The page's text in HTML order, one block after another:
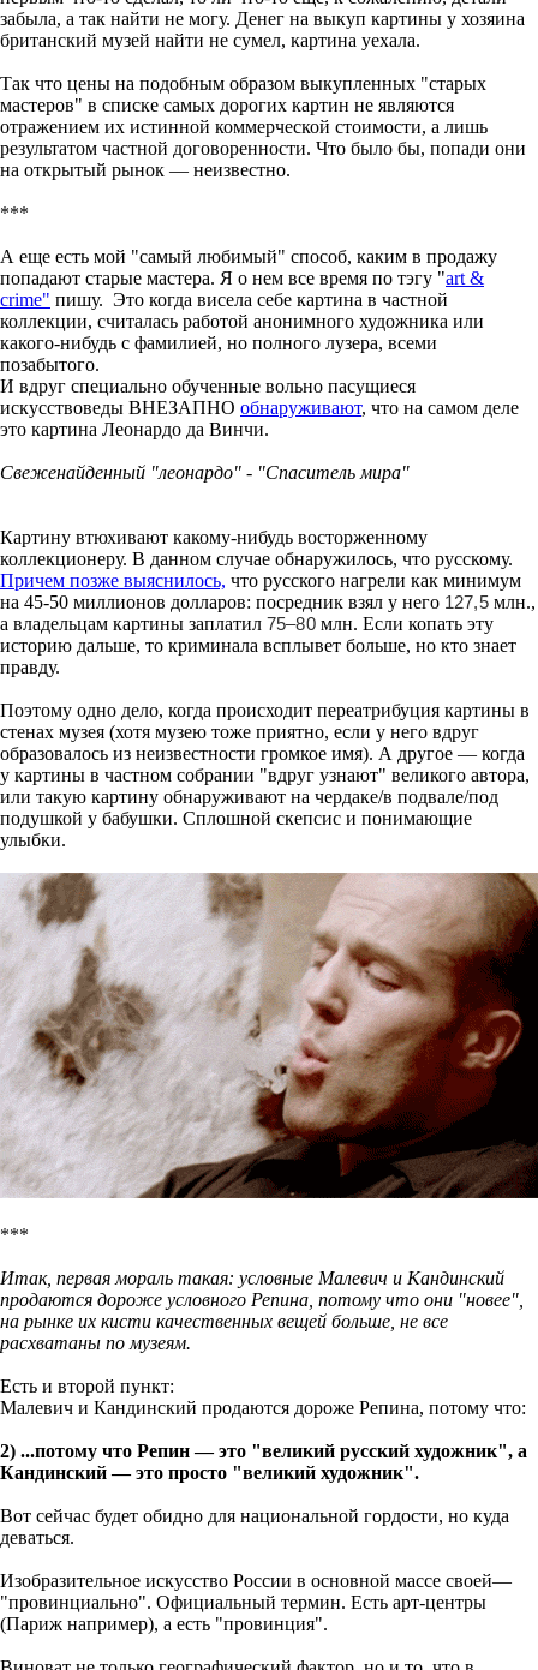
забыла, а так найти не могу. Денег на выкуп картины у хозяина
британский музей найти не сумел, картина уехала.
Так что цены на подобным образом выкупленных "старых
мастеров" в списке самых дорогих картин не являются
отражением их истинной коммерческой стоимости, а лишь
результатом частной договоренности. Что было бы, попади они
на открытый рынок — неизвестно.
***
А еще есть мой "самый любимый" способ, каким в продажу
попадают старые мастера. Я о нем все время по тэгу "art &
crime" пишу. Это когда висела себе картина в частной
коллекции, считалась работой анонимного художника или
какого-нибудь с фамилией, но полного лузера, всеми
позабытого.
И вдруг специально обученные вольно пасущиеся
искусствоведы ВНЕЗАПНО обнаруживают, что на самом деле
это картина Леонардо да Винчи.
Свеженайденный "леонардо" - "Спаситель мира"
Картину втюхивают какому-нибудь восторженному
коллекционеру. В данном случае обнаружилось, что русскому.
Причем позже выяснилось, что русского нагрели как минимум
на 45-50 миллионов долларов: посредник взял у него 127,5 млн.,
а владельцам картины заплатил 75–80 млн. Если копать эту
историю дальше, то криминала всплывет больше, но кто знает
правду.
Поэтому одно дело, когда происходит переатрибуция картины в
стенах музея (хотя музею тоже приятно, если у него вдруг
образовалось из неизвестности громкое имя). А другое — когда
у картины в частном собрании "вдруг узнают" великого автора,
или такую картину обнаруживают на чердаке/в подвале/под
подушкой у бабушки. Сплошной скепсис и понимающие
улыбки.
***
Итак, первая мораль такая: условные Малевич и Кандинский
продаются дороже условного Репина, потому что они "новее",
на рынке их кисти качественных вещей больше, не все
расхватаны по музеям.
Есть и второй пункт:
Малевич и Кандинский продаются дороже Репина, потому что:
2) ...потому что Репин — это "великий русский художник", а
Кандинский — это просто "великий художник".
Вот сейчас будет обидно для национальной гордости, но куда
деваться.
Изобразительное искусство России в основной массе своей—
"провинциально". Официальный термин. Есть арт-центры
(Париж например), а есть "провинция".